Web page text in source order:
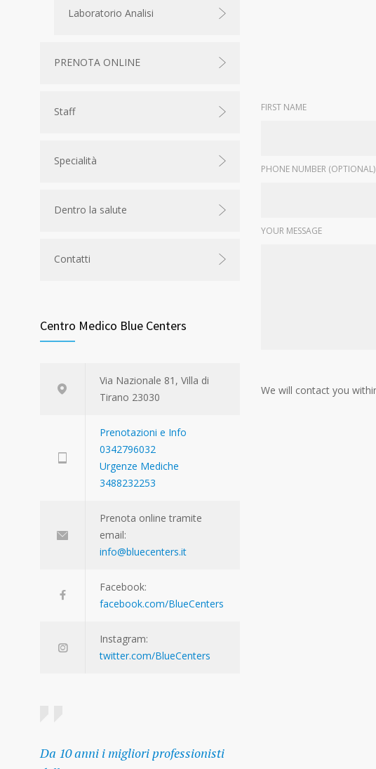
Laboratorio Analisi
PRENOTA ONLINE
Staff
Specialità
Dentro la salute
Contatti
Centro Medico Blue Centers
Via Nazionale 81, Villa di
Tirano 23030
Prenotazioni e Info
0342796032
Urgenze Mediche
3488232253
Prenota online tramite
email:
info@bluecenters.it
Facebook:
facebook.com/BlueCenters
Instagram:
twitter.com/BlueCenters
Da 10 anni i migliori professionisti
FIRST NAME
PHONE NUMBER (OPTIONAL)
YOUR MESSAGE
We will contact you